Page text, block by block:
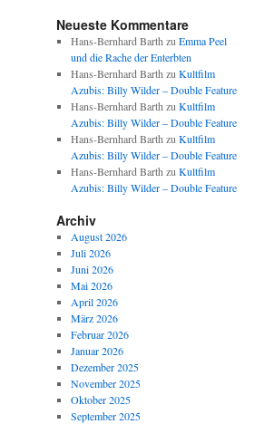
Neueste Kommentare
Hans-Bernhard Barth zu Emma Peel
und die Rache der Enterbten
Hans-Bernhard Barth zu Kultfilm
Azubis: Billy Wilder – Double Feature
Hans-Bernhard Barth zu Kultfilm
Azubis: Billy Wilder – Double Feature
Hans-Bernhard Barth zu Kultfilm
Azubis: Billy Wilder – Double Feature
Hans-Bernhard Barth zu Kultfilm
Azubis: Billy Wilder – Double Feature
Archiv
August 2026
Juli 2026
Juni 2026
Mai 2026
April 2026
März 2026
Februar 2026
Januar 2026
Dezember 2025
November 2025
Oktober 2025
September 2025